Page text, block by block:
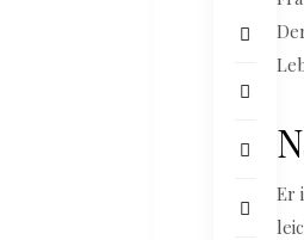
Er